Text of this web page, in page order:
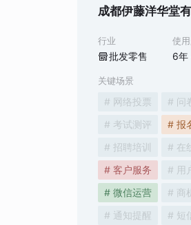
成都伊藤洋华堂
行业
批发零售
使
6年
关键场景
# 网络投票
# 问
# 考试测评
# 报
# 招聘培训
# 在
# 客户服务
# 用
# 微信运营
# 商
# 通知提醒
# 短